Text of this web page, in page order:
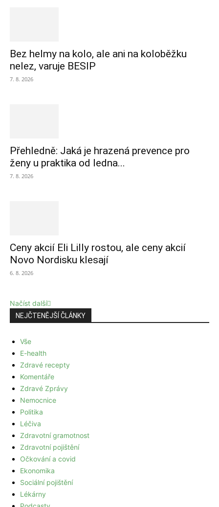
Bez helmy na kolo, ale ani na koloběžku
nelez, varuje BESIP
7. 8. 2026
Přehledně: Jaká je hrazená prevence pro
ženy u praktika od ledna...
7. 8. 2026
Ceny akcií Eli Lilly rostou, ale ceny akcií
Novo Nordisku klesají
6. 8. 2026
Načíst další
NEJČTENĚJŠÍ ČLÁNKY
Vše
E-health
Zdravé recepty
Komentáře
Zdravé Zprávy
Nemocnice
Politika
Léčiva
Zdravotní gramotnost
Zdravotní pojištění
Očkování a covid
Ekonomika
Sociální pojištění
Lékárny